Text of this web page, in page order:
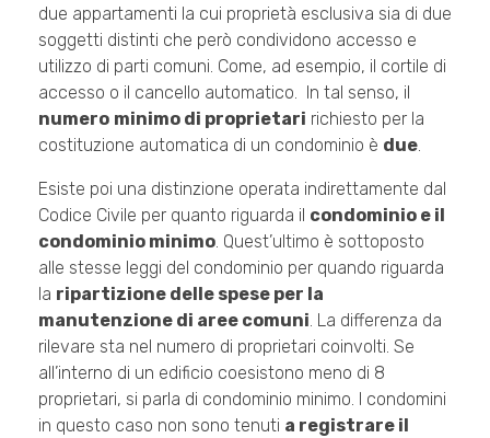
due appartamenti la cui proprietà esclusiva sia di due
soggetti distinti che però condividono accesso e
utilizzo di parti comuni. Come, ad esempio, il cortile di
accesso o il cancello automatico. In tal senso, il
numero minimo di proprietari richiesto per la
costituzione automatica di un condominio è due.
Esiste poi una distinzione operata indirettamente dal
Codice Civile per quanto riguarda il condominio e il
condominio minimo. Quest’ultimo è sottoposto
alle stesse leggi del condominio per quando riguarda
la ripartizione delle spese per la
manutenzione di aree comuni. La differenza da
rilevare sta nel numero di proprietari coinvolti. Se
all’interno di un edificio coesistono meno di 8
proprietari, si parla di condominio minimo. I condomini
in questo caso non sono tenuti a registrare il